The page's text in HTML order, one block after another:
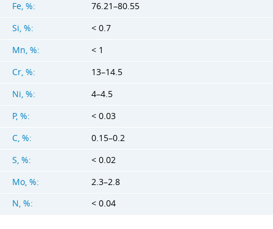
Fe, %:
76.21–80.55
Si, %:
< 0.7
Mn, %:
< 1
Cr, %:
13–14.5
Ni, %:
4–4.5
P, %:
< 0.03
C, %:
0.15–0.2
S, %:
< 0.02
Mo, %:
2.3–2.8
N, %:
< 0.04